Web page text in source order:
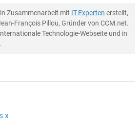
Zusammenarbeit mit IT-Experten erstellt,
François Pillou, Gründer von CCM.net.
Technologie-Webseite und in
x